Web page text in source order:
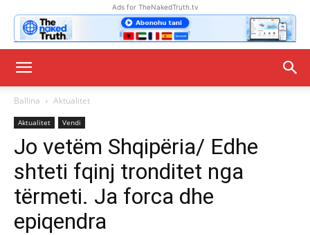
Ads for TheNakedTruth.tv
Ballina Aktualitet
Aktualitet Vendi
Jo vetëm Shqipëria/ Edhe
shteti fqinj tronditet nga
tërmeti. Ja forca dhe
epiqendra